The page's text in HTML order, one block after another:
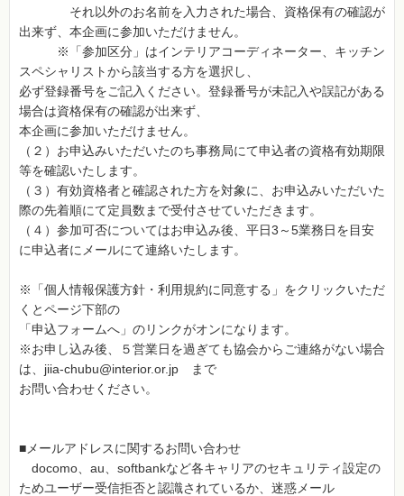
それ以外のお名前を入力された場合、資格保有の確認が
出来ず、本企画に参加いただけません。
※「参加区分」はインテリアコーディネーター、キッチン
スペシャリストから該当する方を選択し、
必ず登録番号をご記入ください。登録番号が未記入や誤記がある
場合は資格保有の確認が出来ず、
本企画に参加いただけません。
（２）お申込みいただいたのち事務局にて申込者の資格有効期限
等を確認いたします。
（３）有効資格者と確認された方を対象に、お申込みいただいた
際の先着順にて定員数まで受付させていただきます。
（４）参加可否についてはお申込み後、平日3～5業務日を目安
に申込者にメールにて連絡いたします。
※「個人情報保護方針・利用規約に同意する」をクリックいただ
くとページ下部の
「申込フォームへ」のリンクがオンになります。
※お申し込み後、５営業日を過ぎても協会からご連絡がない場合
は、jiia-chubu@interior.or.jp まで
お問い合わせください。
■メールアドレスに関するお問い合わせ
docomo、au、softbankなど各キャリアのセキュリティ設定の
ためユーザー受信拒否と認識されているか、迷惑メール